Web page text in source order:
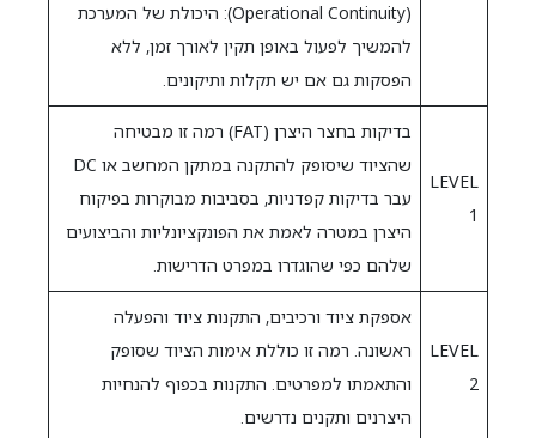
(Operational Continuity): היכולת של המערכת
להמשיך לפעול באופן תקין לאורך זמן, ללא
הפסקות גם אם יש תקלות ותיקונים.
LEVEL
1
בדיקות בחצר היצרן (FAT) רמה זו מבטיחה
שהציוד שיסופק להתקנה במתקן המחשב או DC
עבר בדיקות קפדניות, בסביבות מבוקרות בפיקוח
היצרן במטרה לאמת את הפונקציונליות והביצועים
שלהם כפי שהוגדרו במפרט הדרישות.
LEVEL
2
אספקת ציוד ורכיבים, התקנות ציוד והפעלה
ראשונה. רמה זו כוללת אימות הציוד שסופק
והתאמתו למפרטים. התקנות בכפוף להנחיות
היצרנים ותקנים נדרשים.